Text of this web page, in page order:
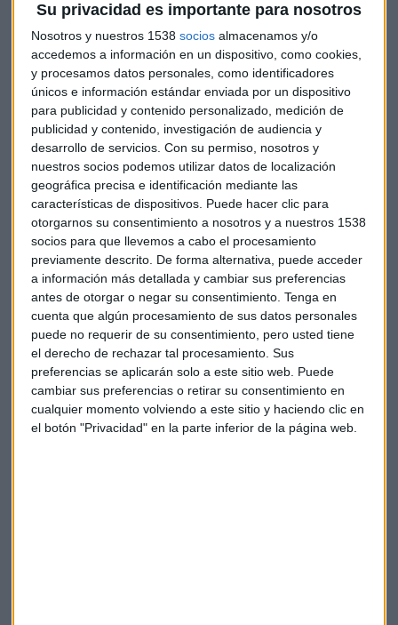
Su privacidad es importante para nosotros
Nosotros y nuestros 1538 socios almacenamos y/o
accedemos a información en un dispositivo, como cookies,
y procesamos datos personales, como identificadores
únicos e información estándar enviada por un dispositivo
para publicidad y contenido personalizado, medición de
publicidad y contenido, investigación de audiencia y
desarrollo de servicios. Con su permiso, nosotros y
nuestros socios podemos utilizar datos de localización
geográfica precisa e identificación mediante las
características de dispositivos. Puede hacer clic para
otorgarnos su consentimiento a nosotros y a nuestros 1538
socios para que llevemos a cabo el procesamiento
previamente descrito. De forma alternativa, puede acceder
a información más detallada y cambiar sus preferencias
antes de otorgar o negar su consentimiento. Tenga en
cuenta que algún procesamiento de sus datos personales
puede no requerir de su consentimiento, pero usted tiene
el derecho de rechazar tal procesamiento. Sus
preferencias se aplicarán solo a este sitio web. Puede
cambiar sus preferencias o retirar su consentimiento en
cualquier momento volviendo a este sitio y haciendo clic en
el botón "Privacidad" en la parte inferior de la página web.
La bajada de los precios del petróleo no mejora el ánimo de
los inversores. El crudo Brent cae y cotiza por debajo de los
74 dólares el barril tras haber subido el jueves cuando un
proyectil impactó en un buque en el estrecho de Ormuz y
reactivó la preocupación por la seguridad de la navegación
en esta vía.
Los inversores siguen pendientes de los próximos
movimientos de la Reserva Federal después de conocerse el
dato de inflación en Estados Unidos, el PCE index, que volvió
a repuntar en mayo, superando el 4% por primera vez en
tres años debido al impacto del conflicto en Oriente
Próximo sobre los precios de la energía. Este dato mantiene
abierta la posibilidad de que la Reserva Federal aumente los
tipos de interés en lo que queda de año.
Protagonistas empresariales
El grupo químico y farmacéutico alemánBayerha
conseguido una gran victoria legal en Estados Unidos que
puede frenar miles de demandas que acusan a su herbicida